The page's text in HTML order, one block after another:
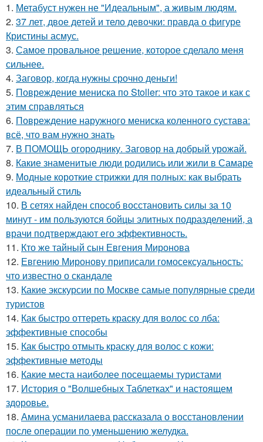
1. Метабуст нужен не "Идеальным", а живым людям.
2. 37 лет, двое детей и тело девочки: правда о фигуре
Кристины асмус.
3. Самое провальное решение, которое сделало меня
сильнее.
4. Заговор, когда нужны срочно деньги!
5. Повреждение мениска по Stoller: что это такое и как с
этим справляться
6. Повреждение наружного мениска коленного сустава:
всё, что вам нужно знать
7. В ПОМОЩЬ огороднику. Заговор на добрый урожай.
8. Какие знаменитые люди родились или жили в Самаре
9. Модные короткие стрижки для полных: как выбрать
идеальный стиль
10. В сетях найден способ восстановить силы за 10
минут - им пользуются бойцы элитных подразделений, а
врачи подтверждают его эффективность.
11. Кто же тайный сын Евгения Миронова
12. Евгению Миронову приписали гомосексуальность:
что известно о скандале
13. Какие экскурсии по Москве самые популярные среди
туристов
14. Как быстро оттереть краску для волос со лба:
эффективные способы
15. Как быстро отмыть краску для волос с кожи:
эффективные методы
16. Какие места наиболее посещаемы туристами
17. История о "Волшебных Таблетках" и настоящем
здоровье.
18. Амина усманилаева рассказала о восстановлении
после операции по уменьшению желудка.